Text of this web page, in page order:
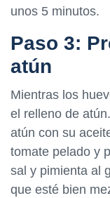
unos 5 minutos.
Paso 3:
atún
Mientras los
el relleno de
atún con su
tomate pelado y
sal y pimienta al
que esté bien